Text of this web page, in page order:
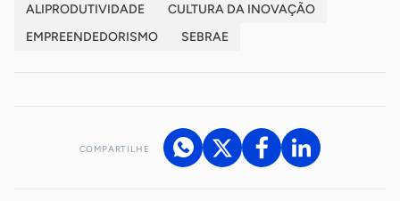
ALIPRODUTIVIDADE
CULTURA DA INOVAÇÃO
EMPREENDEDORISMO
SEBRAE
COMPARTILHE